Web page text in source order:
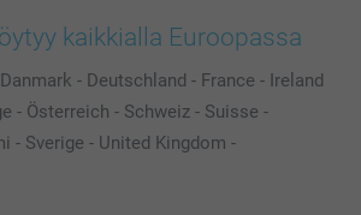
kaikkialla Euroopassa
Danmark - Deutschland - France - Ireland
- Österreich - Schweiz - Suisse -
- Sverige - United Kingdom -